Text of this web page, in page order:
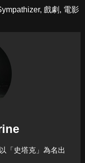
, 戲劇 , 電影
「史塔克」為名出